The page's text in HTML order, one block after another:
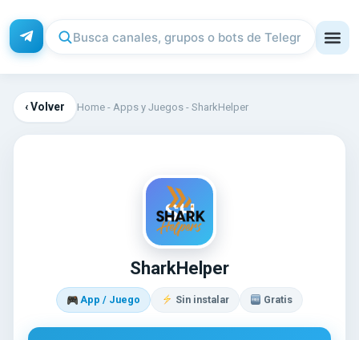
‹ Volver Home - Apps y Juegos - SharkHelper
SH
SharkHelper
App / Juego Sin instalar Gratis